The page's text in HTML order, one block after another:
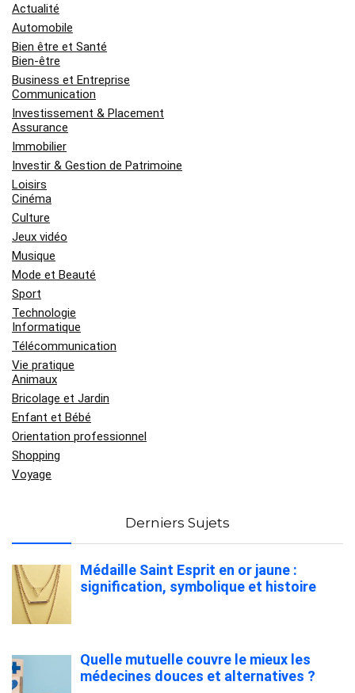
Actualité
Automobile
Bien être et Santé
Bien-être
Business et Entreprise
Communication
Investissement & Placement
Assurance
Immobilier
Investir & Gestion de Patrimoine
Loisirs
Cinéma
Culture
Jeux vidéo
Musique
Mode et Beauté
Sport
Technologie
Informatique
Télécommunication
Vie pratique
Animaux
Bricolage et Jardin
Enfant et Bébé
Orientation professionnel
Shopping
Voyage
Derniers Sujets
Médaille Saint Esprit en or jaune :
signification, symbolique et histoire
Quelle mutuelle couvre le mieux les
médecines douces et alternatives ?